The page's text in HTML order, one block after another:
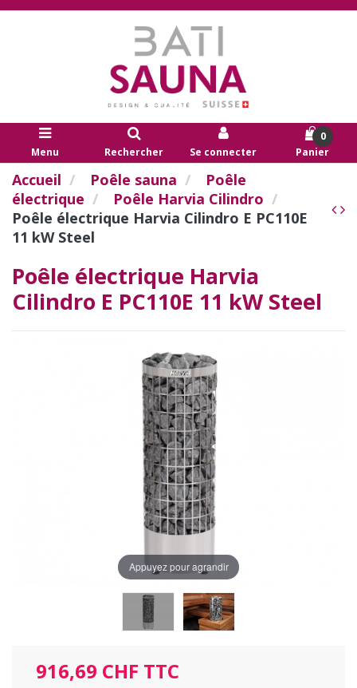
Menu Rechercher Se connecter
0
Panier
Accueil Poêle sauna
Poêle
électrique
Poêle Harvia Cilindro
Poêle électrique Harvia Cilindro E PC110E
11 kW Steel
Poêle électrique Harvia
Cilindro E PC110E 11 kW Steel
Appuyez pour agrandir
916,69 CHF TTC